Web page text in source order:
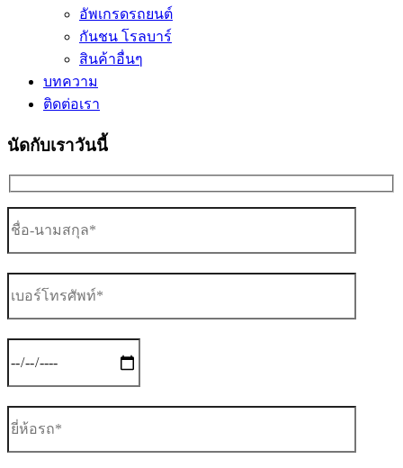
อัพเกรดรถยนต์
กันชน โรลบาร์
สินค้าอื่นๆ
บทความ
ติดต่อเรา
นัดกับเราวันนี้